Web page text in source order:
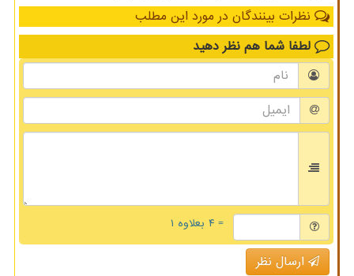
نظرات بینندگان در مورد این مطلب
لطفا شما هم نظر دهید
= ۴ بعلاوه ۱
ارسال نظر